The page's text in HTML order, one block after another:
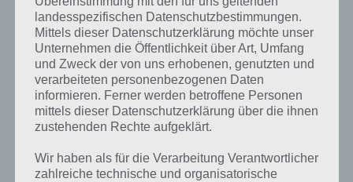
iTunes Store (iPhone / iPad)
Amazing Alex (0,79 Euro)
Amazing Alex HD (2,39 Euro)
Auf WhatsApp teilen Teilen auf Facebook
landesspezifischen Datenschutzbestimmungen.
Mittels dieser Datenschutzerklärung möchte unser
Unternehmen die Öffentlichkeit über Art, Umfang
und Zweck der von uns erhobenen, genutzten und
verarbeiteten personenbezogenen Daten
informieren. Ferner werden betroffene Personen
mittels dieser Datenschutzerklärung über die ihnen
zustehenden Rechte aufgeklärt.
Wir haben als für die Verarbeitung Verantwortlicher
zahlreiche technische und organisatorische